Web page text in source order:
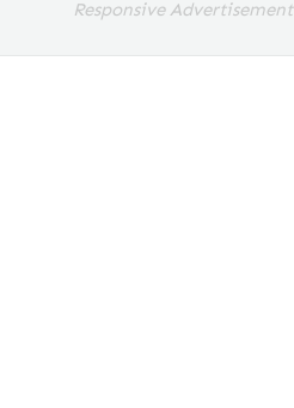
Responsive Advertisement